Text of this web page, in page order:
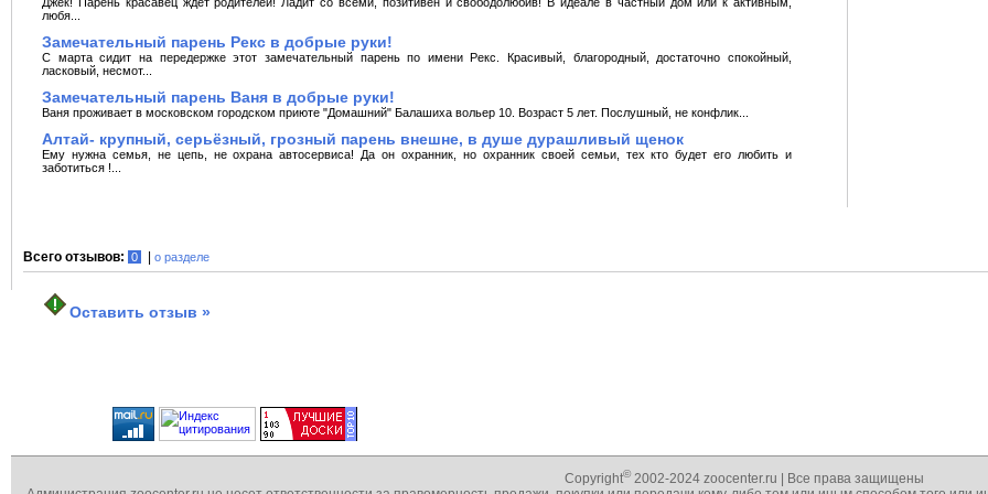
любя...
Замечательный парень Рекс в добрые руки!
С марта сидит на передержке этот замечательный парень по имени Рекс. Красивый, благородный, достаточно спокойный,
ласковый, несмот...
Замечательный парень Ваня в добрые руки!
Ваня проживает в московском городском приюте "Домашний" Балашиха вольер 10. Возраст 5 лет. Послушный, не конфлик...
Алтай- крупный, серьёзный, грозный парень внешне, в душе дурашливый щенок
Ему нужна семья, не цепь, не охрана автосервиса! Да он охранник, но охранник своей семьи, тех кто будет его любить и
заботиться !...
Всего отзывов: 0 | о разделе
Оставить отзыв »
Copyright© 2002-2024 zoocenter.ru | Все права защищены